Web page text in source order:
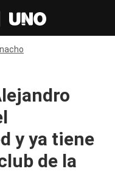
y ya tiene
de la